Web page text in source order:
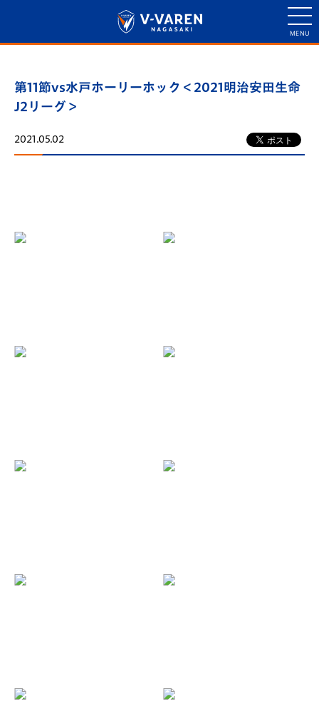
第11節vs水戸ホーリーホック＜2021明治安田生命
J2リーグ＞
2021.05.02